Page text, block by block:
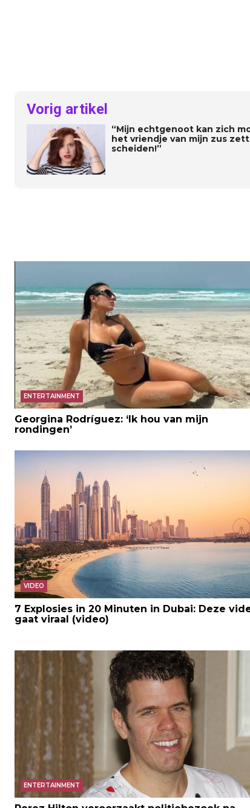
Vorig artikel
“Mijn echtgenoot kan zich
het vriendje van mijn zus
scheiden!”
ENTERTAINMENT
Georgina Rodríguez: ‘Ik hou van mijn
rondingen’
VIDEO
7 Explosies in 20 Minuten in Dubai: Deze
gaat viraal (video)
ENTERTAINMENT